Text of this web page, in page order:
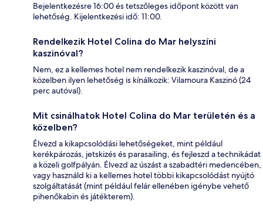
Bejelentkezésre 16:00 és tetszőleges időpont között van
lehetőség. Kijelentkezési idő: 11:00.
Rendelkezik Hotel Colina do Mar helyszíni
kaszinóval?
Nem, ez a kellemes hotel nem rendelkezik kaszinóval, de a
közelben ilyen lehetőség is kínálkozik: Vilamoura Kaszinó (24
perc autóval).
Mit csinálhatok Hotel Colina do Mar területén és a
közelben?
Élvezd a kikapcsolódási lehetőségeket, mint például
kerékpározás, jetskizés és parasailing, és fejleszd a technikádat
a közeli golfpályán. Élvezd az úszást a szabadtéri medencében,
vagy használd ki a kellemes hotel többi kikapcsolódást nyújtó
szolgáltatását (mint például felár ellenében igénybe vehető
pihenőkabin és játékterem).